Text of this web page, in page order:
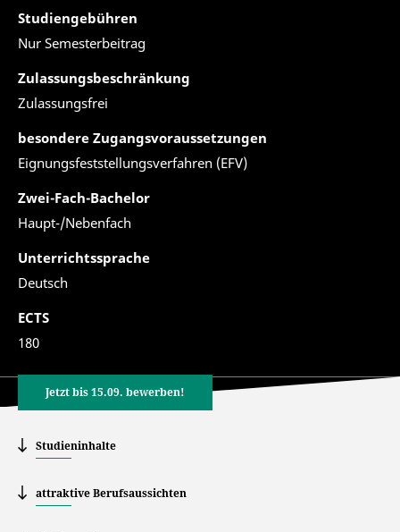
Studiengebühren
Nur Semesterbeitrag
Zulassungsbeschränkung
Zulassungsfrei
besondere Zugangsvoraussetzungen
Eignungsfeststellungsverfahren (EFV)
Zwei-Fach-Bachelor
Haupt-/Nebenfach
Unterrichtssprache
Deutsch
ECTS
180
Jetzt bis 15.09. bewerben!
Studieninhalte
attraktive Berufsaussichten